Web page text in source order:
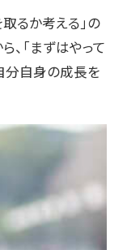
るか考える」の
、「まずはやって
分自身の成長を